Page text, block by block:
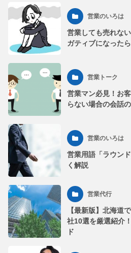
営業のいろは
営業しても売れな
ガティブになった
営業トーク
営業マン必見！お
らない場合の会話
営業のいろは
営業用語「ラウン
く解説
営業代行
【最新版】北海道
社10選を厳選紹介
ド